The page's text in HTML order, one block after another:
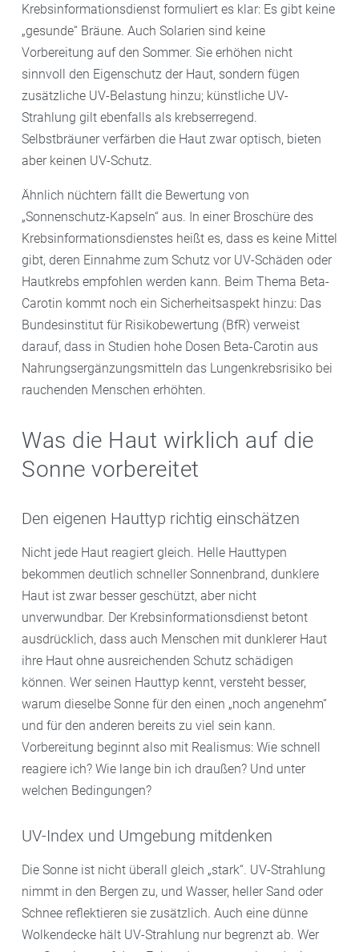
Krebsinformationsdienst formuliert es klar: Es gibt keine
„gesunde“ Bräune. Auch Solarien sind keine
Vorbereitung auf den Sommer. Sie erhöhen nicht
sinnvoll den Eigenschutz der Haut, sondern fügen
zusätzliche UV-Belastung hinzu; künstliche UV-
Strahlung gilt ebenfalls als krebserregend.
Selbstbräuner verfärben die Haut zwar optisch, bieten
aber keinen UV-Schutz.
Ähnlich nüchtern fällt die Bewertung von
„Sonnenschutz-Kapseln“ aus. In einer Broschüre des
Krebsinformationsdienstes heißt es, dass es keine Mittel
gibt, deren Einnahme zum Schutz vor UV-Schäden oder
Hautkrebs empfohlen werden kann. Beim Thema Beta-
Carotin kommt noch ein Sicherheitsaspekt hinzu: Das
Bundesinstitut für Risikobewertung (BfR) verweist
darauf, dass in Studien hohe Dosen Beta-Carotin aus
Nahrungsergänzungsmitteln das Lungenkrebsrisiko bei
rauchenden Menschen erhöhten.
Was die Haut wirklich auf die
Sonne vorbereitet
Den eigenen Hauttyp richtig einschätzen
Nicht jede Haut reagiert gleich. Helle Hauttypen
bekommen deutlich schneller Sonnenbrand, dunklere
Haut ist zwar besser geschützt, aber nicht
unverwundbar. Der Krebsinformationsdienst betont
ausdrücklich, dass auch Menschen mit dunklerer Haut
ihre Haut ohne ausreichenden Schutz schädigen
können. Wer seinen Hauttyp kennt, versteht besser,
warum dieselbe Sonne für den einen „noch angenehm“
und für den anderen bereits zu viel sein kann.
Vorbereitung beginnt also mit Realismus: Wie schnell
reagiere ich? Wie lange bin ich draußen? Und unter
welchen Bedingungen?
UV-Index und Umgebung mitdenken
Die Sonne ist nicht überall gleich „stark“. UV-Strahlung
nimmt in den Bergen zu, und Wasser, heller Sand oder
Schnee reflektieren sie zusätzlich. Auch eine dünne
Wolkendecke hält UV-Strahlung nur begrenzt ab. Wer